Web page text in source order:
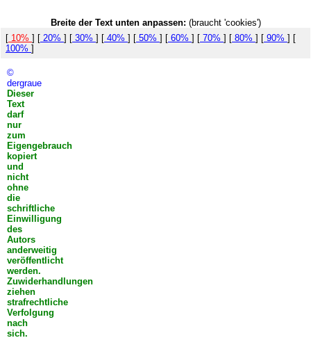
Breite der Text unten anpassen: (braucht 'cookies')
[ 10% ] [ 20% ] [ 30% ] [ 40% ] [ 50% ] [ 60% ] [ 70% ] [ 80% ] [ 90% ] [
100% ]
©
dergraue
Dieser
Text
darf
nur
zum
Eigengebrauch
kopiert
und
nicht
ohne
die
schriftliche
Einwilligung
des
Autors
anderweitig
veröffentlicht
werden.
Zuwiderhandlungen
ziehen
strafrechtliche
Verfolgung
nach
sich.